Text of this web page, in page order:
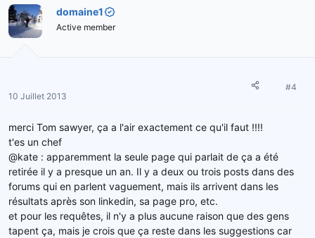
domaine1
Active member
10 Juillet 2013
#4
merci Tom sawyer, ça a l'air exactement ce qu'il faut !!!!
t'es un chef
@kate : apparemment la seule page qui parlait de ça a été
retirée il y a presque un an. Il y a deux ou trois posts dans des
forums qui en parlent vaguement, mais ils arrivent dans les
résultats après son linkedin, sa page pro, etc.
et pour les requêtes, il n'y a plus aucune raison que des gens
tapent ça, mais je crois que ça reste dans les suggestions car